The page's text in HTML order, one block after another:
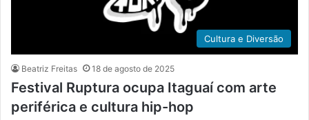
Cultura e Diversão
Beatriz Freitas 18 de agosto de 2025
Festival Ruptura ocupa Itaguaí com arte
periférica e cultura hip-hop